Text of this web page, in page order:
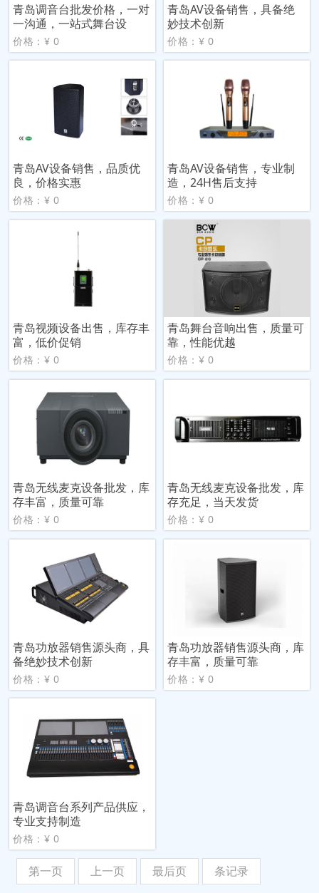
青岛调音台批发价格，一对
一沟通，一站式舞台设
价格：¥ 0
青岛AV设备销售，具备绝
妙技术创新
价格：¥ 0
青岛AV设备销售，品质优
良，价格实惠
价格：¥ 0
青岛AV设备销售，专业制
造，24H售后支持
价格：¥ 0
青岛视频设备出售，库存丰
富，低价促销
价格：¥ 0
青岛舞台音响出售，质量可
靠，性能优越
价格：¥ 0
青岛无线麦克设备批发，库
存丰富，质量可靠
价格：¥ 0
青岛无线麦克设备批发，库
存充足，当天发货
价格：¥ 0
青岛功放器销售源头商，具
备绝妙技术创新
价格：¥ 0
青岛功放器销售源头商，库
存丰富，质量可靠
价格：¥ 0
青岛调音台系列产品供应，
专业支持制造
价格：¥ 0
第一页 上一页 最后页 条记录